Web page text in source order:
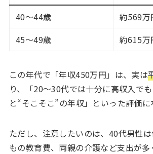
40～44歳
約569万
45～49歳
約615万
この年代で「年収450万円」は、実は
り、「20〜30代では十分に高収入で
と“そこそこ”の年収」といった評価に
ただし、注意したいのは、40代男性
もの教育費、両親の介護など支出が多